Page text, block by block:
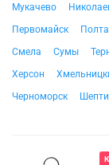
Мукачево
Первомайск
Смела
Сумы
Херсон
Черноморск